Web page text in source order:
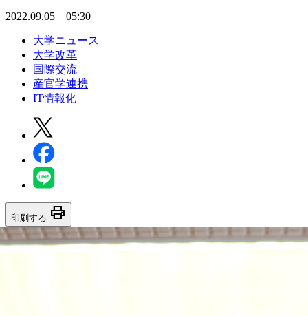
2022.09.05 05:30
大学ニュース
大学改革
国際交流
産官学連携
IT情報化
印刷する print